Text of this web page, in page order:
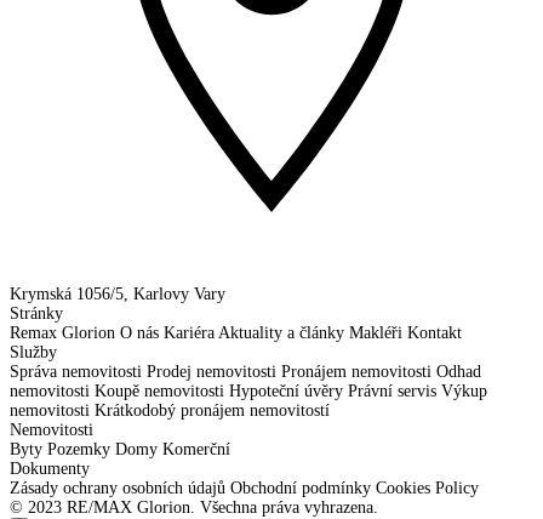
Krymská 1056/5, Karlovy Vary
Stránky
Remax Glorion O nás Kariéra Aktuality a články Makléři Kontakt
Služby
Správa nemovitosti Prodej nemovitosti Pronájem nemovitosti Odhad
nemovitosti Koupě nemovitosti Hypoteční úvěry Právní servis Výkup
nemovitosti Krátkodobý pronájem nemovitostí
Nemovitosti
Byty Pozemky Domy Komerční
Dokumenty
Zásady ochrany osobních údajů Obchodní podmínky Cookies Policy
© 2023 RE/MAX Glorion. Všechna práva vyhrazena.